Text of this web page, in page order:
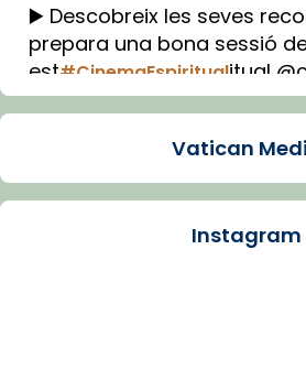
▶️ Descobreix les seves
prepara una bona sessió
est#CinemaEspiritualitual
Imatge: Generada amb IA
Arquebisbat de
Vatican
Instagram